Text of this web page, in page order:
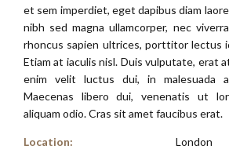
et sem imperdiet, eget dapibus diam
nibh sed magna ullamcorper, nec
rhoncus sapien ultrices, porttitor lectus
Etiam at iaculis nisl. Duis vulputate, erat
enim velit luctus dui, in malesuada
Maecenas libero dui, venenatis ut
aliquam odio. Cras sit amet faucibus erat.
Location:
London